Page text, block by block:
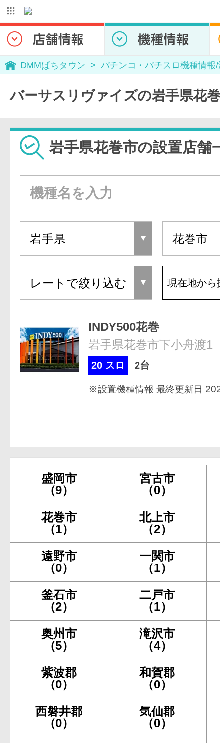
DMMぱちタウン パチンコ・パチスロ機種情報
バーサスリヴァイズの岩手県花
岩手県花巻市の設置店舗
現在地から
INDY500花巻
岩手県花巻市下小舟渡1
20 スロ 2台
※設置機種情報 最終更新日
盛岡市
（9）
宮古市
（0）
花巻市
（1）
北上市
（2）
遠野市
（0）
一関市
（1）
釜石市
（2）
二戸市
（1）
奥州市
（5）
滝沢市
（4）
紫波郡
（0）
和賀郡
（0）
西磐井郡
（0）
気仙郡
（0）